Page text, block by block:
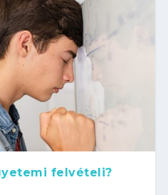
felvételi?